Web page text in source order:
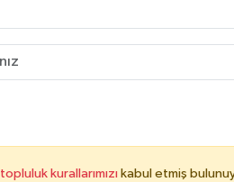
topluluk kurallarımızı kabul etmiş